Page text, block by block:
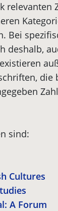
relevanten
Bei
deshalb,
die
sind:
Cultures
A Forum